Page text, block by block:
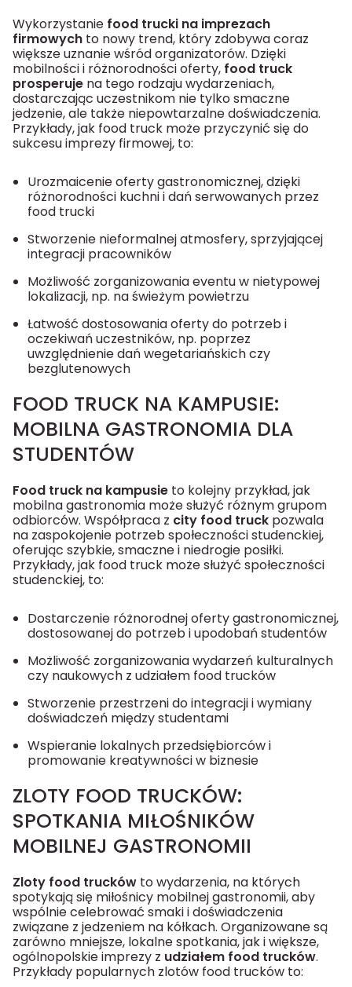
Wykorzystanie food trucki na imprezach
firmowych to nowy trend, który zdobywa coraz
większe uznanie wśród organizatorów. Dzięki
mobilności i różnorodności oferty, food truck
prosperuje na tego rodzaju wydarzeniach,
dostarczając uczestnikom nie tylko smaczne
jedzenie, ale także niepowtarzalne doświadczenia.
Przykłady, jak food truck może przyczynić się do
sukcesu imprezy firmowej, to:
Urozmaicenie oferty gastronomicznej, dzięki
różnorodności kuchni i dań serwowanych przez
food trucki
Stworzenie nieformalnej atmosfery, sprzyjającej
integracji pracowników
Możliwość zorganizowania eventu w nietypowej
lokalizacji, np. na świeżym powietrzu
Łatwość dostosowania oferty do potrzeb i
oczekiwań uczestników, np. poprzez
uwzględnienie dań wegetariańskich czy
bezglutenowych
FOOD TRUCK NA KAMPUSIE:
MOBILNA GASTRONOMIA DLA
STUDENTÓW
Food truck na kampusie to kolejny przykład, jak
mobilna gastronomia może służyć różnym grupom
odbiorców. Współpraca z city food truck pozwala
na zaspokojenie potrzeb społeczności studenckiej,
oferując szybkie, smaczne i niedrogie posiłki.
Przykłady, jak food truck może służyć społeczności
studenckiej, to:
Dostarczenie różnorodnej oferty gastronomicznej,
dostosowanej do potrzeb i upodobań studentów
Możliwość zorganizowania wydarzeń kulturalnych
czy naukowych z udziałem food trucków
Stworzenie przestrzeni do integracji i wymiany
doświadczeń między studentami
Wspieranie lokalnych przedsiębiorców i
promowanie kreatywności w biznesie
ZLOTY FOOD TRUCKÓW:
SPOTKANIA MIŁOŚNIKÓW
MOBILNEJ GASTRONOMII
Zloty food trucków to wydarzenia, na których
spotykają się miłośnicy mobilnej gastronomii, aby
wspólnie celebrować smaki i doświadczenia
związane z jedzeniem na kółkach. Organizowane są
zarówno mniejsze, lokalne spotkania, jak i większe,
ogólnopolskie imprezy z udziałem food trucków.
Przykłady popularnych zlotów food trucków to: